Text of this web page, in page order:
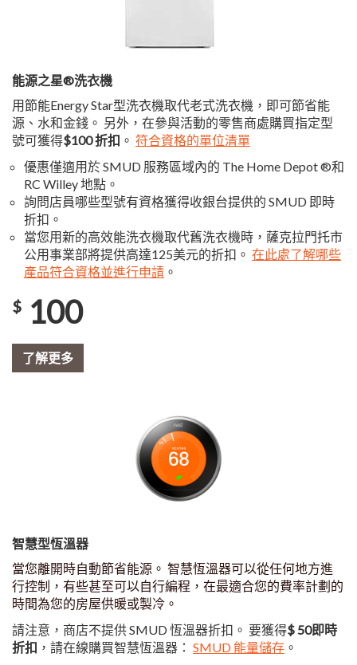
能源之星®洗衣機
用節能Energy Star型洗衣機取代老式洗衣機，即可節省能
源、水和金錢。 另外，在參與活動的零售商處購買指定型
號可獲得$100 折扣 。 符合資格的單位清單
優惠僅適用於 SMUD 服務區域內的 The Home Depot ®和
RC Willey 地點。
詢問店員哪些型號有資格獲得收銀台提供的 SMUD 即時
折扣。
當您用新的高效能洗衣機取代舊洗衣機時，薩克拉門托市
公用事業部將提供高達125美元的折扣。 在此處了解哪些
產品符合資格並進行申請 。
$ 100
了解更多
智慧型恆溫器
當您離開時自動節省能源。 智慧恆溫器可以從任何地方進
行控制，有些甚至可以自行編程，在最適合您的費率計劃的
時間為您的房屋供暖或製冷。
請注意，商店不提供 SMUD 恆溫器折扣。 要獲得$ 50即時
折扣 ，請在線購買智慧恆溫器： SMUD 能量儲存 。